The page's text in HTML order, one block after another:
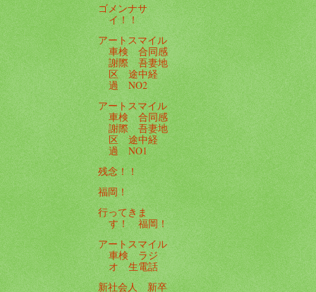
ゴメンナサ
イ！！
アートスマイル
車検 合同感
謝際 吾妻地
区 途中経
過 NO2
アートスマイル
車検 合同感
謝際 吾妻地
区 途中経
過 NO1
残念！！
福岡！
行ってきま
す！ 福岡！
アートスマイル
車検 ラジ
オ 生電話
新社会人 新卒